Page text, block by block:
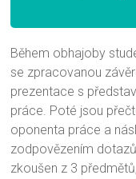
Během obhajoby
se zpracovanou
prezentace s
práce. Poté jsou
oponenta práce a
zodpovězením
zkoušen z 3